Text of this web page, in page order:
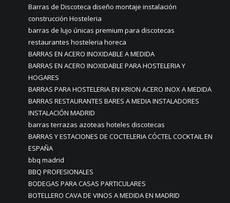
Barras de Discoteca diseño montaje instalación
construcción Hosteleria
barras de lujo únicas premium para discotecas
restaurantes hosteleria horeca
BARRAS EN ACERO INOXIDABLE A MEDIDA
BARRAS EN ACERO INOXIDABLE PARA HOSTELERIA Y
HOGARES
BARRAS PARA HOSTELERIA EN KRION ACERO INOX A MEDIDA
BARRAS RESTAURANTES BARES A MEDIA INSTALADORES
INSTALACIÓN MADRID
barras terrazas azoteas hoteles discotecas
BARRAS Y ESTACIONES DE COCTELERIA CÓCTEL COCKTAIL EN
ESPAÑA
bbq madrid
BBQ PROFESIONALES
BODEGAS PARA CASAS PARTICULARES
BOTELLERO CAVA DE VINOS A MEDIDA EN MADRID